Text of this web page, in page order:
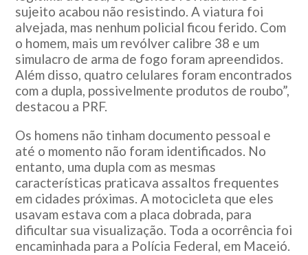
sujeito acabou não resistindo. A viatura foi
alvejada, mas nenhum policial ficou ferido. Com
o homem, mais um revólver calibre 38 e um
simulacro de arma de fogo foram apreendidos.
Além disso, quatro celulares foram encontrados
com a dupla, possivelmente produtos de roubo”,
destacou a PRF.
Os homens não tinham documento pessoal e
até o momento não foram identificados. No
entanto, uma dupla com as mesmas
características praticava assaltos frequentes
em cidades próximas. A motocicleta que eles
usavam estava com a placa dobrada, para
dificultar sua visualização. Toda a ocorrência foi
encaminhada para a Polícia Federal, em Maceió.